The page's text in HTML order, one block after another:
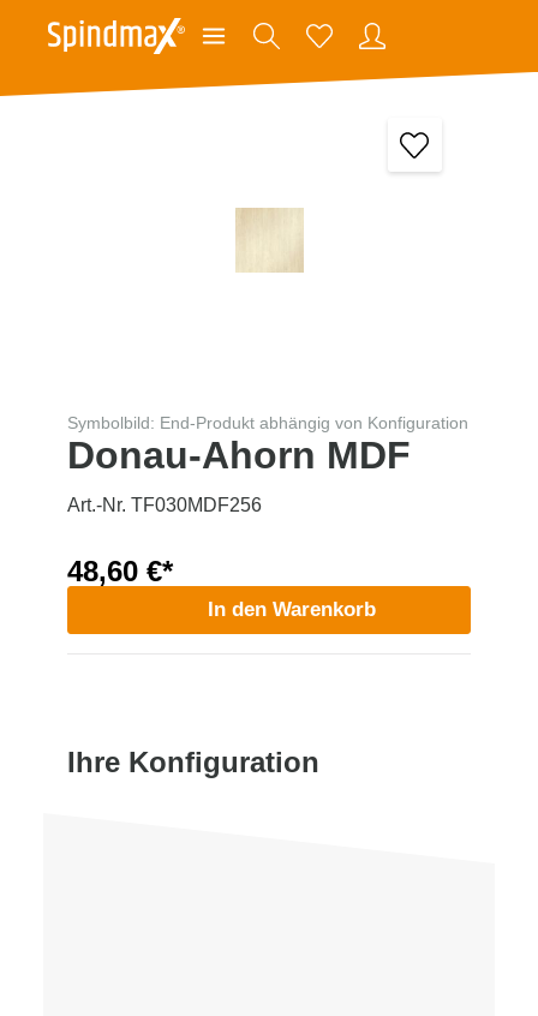
Symbolbild: End-Produkt abhängig von Konfiguration
Donau-Ahorn MDF
Art.-Nr. TF030MDF256
48,60 €*
In den Warenkorb
Ihre Konfiguration